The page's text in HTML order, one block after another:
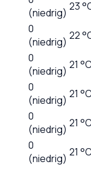
(niedrig) 23
0
(niedrig) 22
0
(niedrig) 21
0
(niedrig) 21
0
(niedrig) 21
0
(niedrig) 21